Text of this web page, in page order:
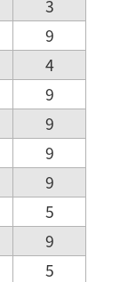
3
9
4
9
9
9
9
5
9
5